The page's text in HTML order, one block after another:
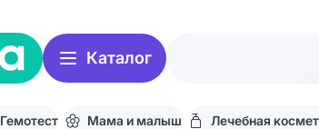
Каталог
Гемотест Мама и малыш Лечебная